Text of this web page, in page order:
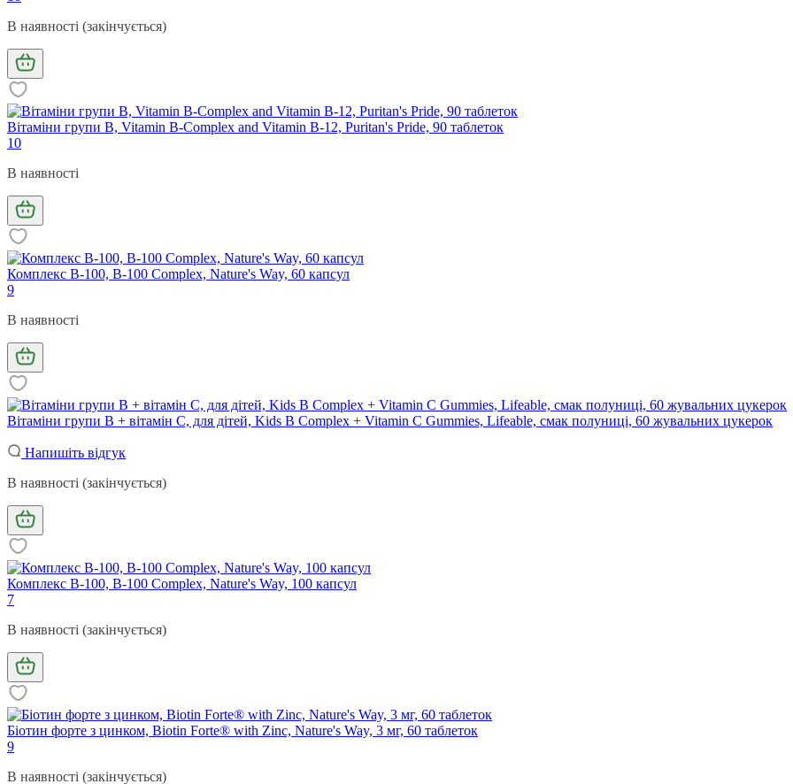
В наявності (закінчується)
Вітаміни групи В, Vitamin B-Complex and Vitamin B-12, Puritan's Pride, 90 таблеток
10
В наявності
Комплекс B-100, B-100 Complex, Nature's Way, 60 капсул
9
В наявності
Вітаміни групи В + вітамін С, для дітей, Kids B Complex + Vitamin C Gummies, Lifeable, смак полуниці, 60 жувальних цукерок
Напишіть відгук
В наявності (закінчується)
Комплекс B-100, B-100 Complex, Nature's Way, 100 капсул
7
В наявності (закінчується)
Біотин форте з цинком, Biotin Forte® with Zinc, Nature's Way, 3 мг, 60 таблеток
9
В наявності (закінчується)